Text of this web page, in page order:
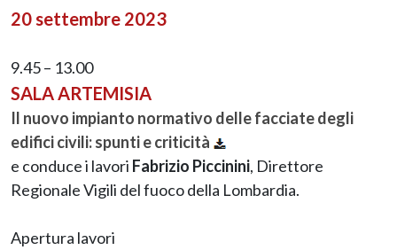
20 settembre 2023
9.45 – 13.00
SALA ARTEMISIA
Il nuovo impianto normativo delle facciate degli
edifici civili: spunti e criticità
e conduce i lavori Fabrizio Piccinini, Direttore
Regionale Vigili del fuoco della Lombardia.
Apertura lavori